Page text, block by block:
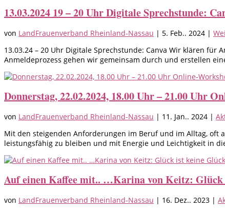
13.03.2024 19 – 20 Uhr Digitale Sprechstunde:
von LandFrauenverband Rheinland-Nassau | 5. Feb.. 2024 |
13.03.24 – 20 Uhr Digitale Sprechstunde: Canva Wir klären für
Anmeldeprozess gehen wir gemeinsam durch und erstellen
Donnerstag, 22.02.2024, 18.00 Uhr – 21.00 Uhr
von LandFrauenverband Rheinland-Nassau | 11. Jan.. 2024 |
Mit den steigenden Anforderungen im Beruf und im Alltag, oft
leistungsfähig zu bleiben und mit Energie und Leichtigkeit in
Auf einen Kaffee mit.. …Karina von Keitz: Glück
von LandFrauenverband Rheinland-Nassau | 16. Dez.. 2023 |